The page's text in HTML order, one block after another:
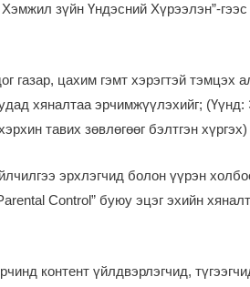
зүйн Үндэсний Хүрээлэн”-
газар, цахим гэмт хэрэгтэй тэмцэх
хяналтаа эрчимжүүлэхийг; (Үүнд:
тавих зөвлөгөөг бэлтгэн хүргэх)
эрхлэгчид болон үүрэн
Control” буюу эцэг эхийн
контент үйлдвэрлэгчид,